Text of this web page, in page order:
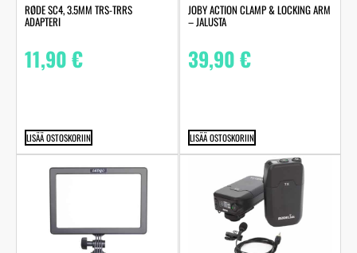
RØDE SC4, 3.5MM TRS-TRRS
ADAPTERI
11,90€
LISÄÄ OSTOSKORIIN
JOBY ACTION CLAMP & LOCKING ARM
– JALUSTA
39,90€
LISÄÄ OSTOSKORIIN